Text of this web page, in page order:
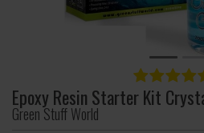
Epoxy Resin Starter Kit
Green Stuff World